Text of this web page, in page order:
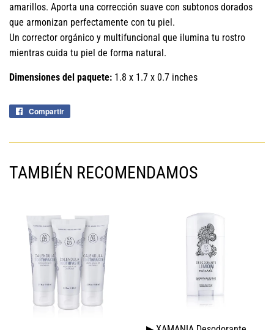
amarillos. Aporta una corrección suave con subtonos dorados
que armonizan perfectamente con tu piel.
Un corrector orgánico y multifuncional que ilumina tu rostro
mientras cuida tu piel de forma natural.
Dimensiones del paquete: 1.8 x 1.7 x 0.7 inches
Compartir
TAMBIÉN RECOMENDAMOS